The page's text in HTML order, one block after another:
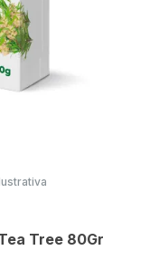
Tree 80Gr